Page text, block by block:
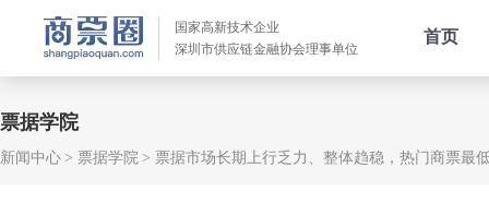
国家高新技术企业
深圳市供应链金融协会理事单位
首页
票据学院
新闻中心 票据学院 票据市场长期上行乏力、整体趋稳，热门商票最